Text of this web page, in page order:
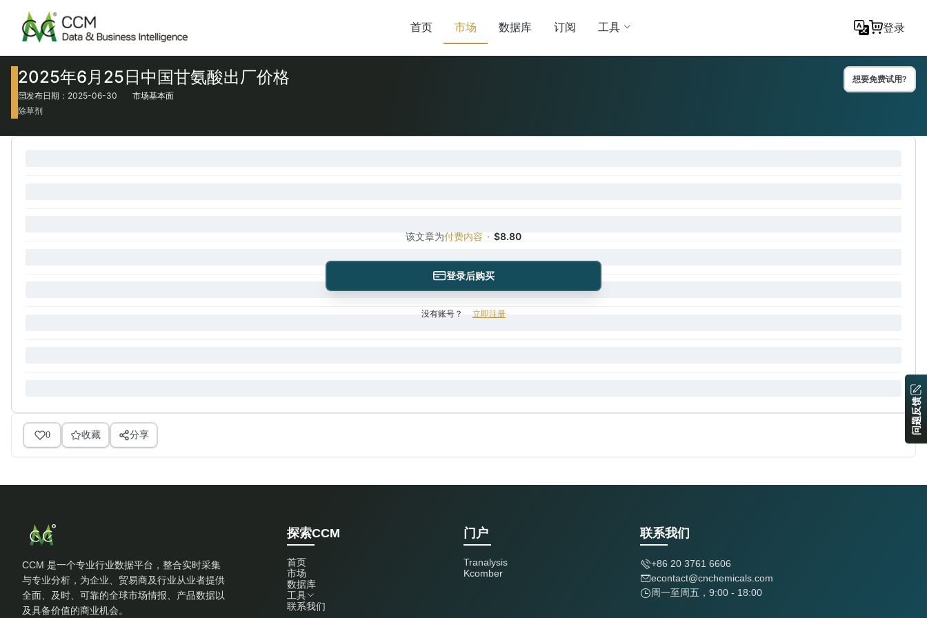
首页 市场 数据库 订阅 工具 登录
2025年6月25日中国甘氨酸出厂价格
想要免费试用?
发布日期：2025-06-30
市场基本面
除草剂
该文章为付费内容 · $8.80
登录后购买
没有账号？ 立即注册
0 收藏 分享
CCM 是一个专业行业数据平台，整合实时采集
与专业分析，为企业、贸易商及行业从业者提供
全面、及时、可靠的全球市场情报、产品数据以
及具备价值的商业机会。
探索CCM
首页
市场
数据库
工具
联系我们
门户
Tranalysis
Kcomber
联系我们
+86 20 3761 6606
econtact@cnchemicals.com
周一至周五，9:00 - 18:00
问题反馈